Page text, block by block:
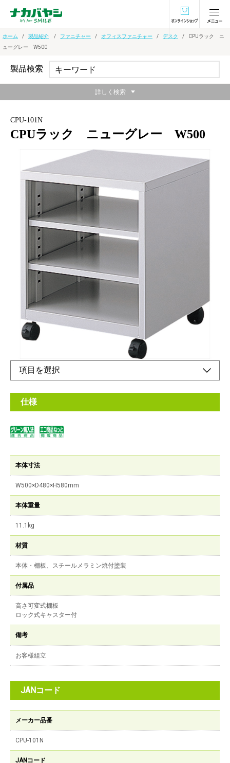
オンラインショ
ホーム 製品紹介 ファニチャー オフィスファニチャー デスク
CPUラック ニ
ューグレー W500
CPU-101N
CPUラック ニューグレー W500
タワー型パソコン2台をデスク下に設置可能
メーカー希望小売価格：
¥33,200+ 税
タワー型パソコン2台をデスク下に設置できます。
オンラインショップ
取扱説明書
仕様
本体寸法
W500×D480×H580mm
本体重量
11.1kg
材質
本体・棚板、スチールメラミン焼付塗装
付属品
高さ可変式棚板
ロック式キャスター付
備考
お客様組立
JANコード
メーカー品番
CPU-101N
JANコード
製品検索
詳しく検索